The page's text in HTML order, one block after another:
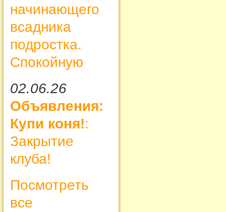
начинающего
всадника
подростка.
Спокойную
02.06.26
Объявления:
Купи коня!:
Закрытие
клуба!
Посмотреть
все